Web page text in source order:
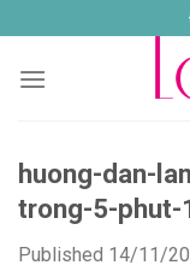
to
content
huong-dan-
trong-5-phut-
Published 14/11/